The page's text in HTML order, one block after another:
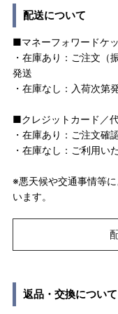
配送について
■マネーフォワードケ
・在庫あり：ご注文（
発送
・在庫なし：入荷次第
■クレジットカード／
・在庫あり：ご注文確
・在庫なし：ご利用い
※悪天候や交通事情等
います。
返品・交換について